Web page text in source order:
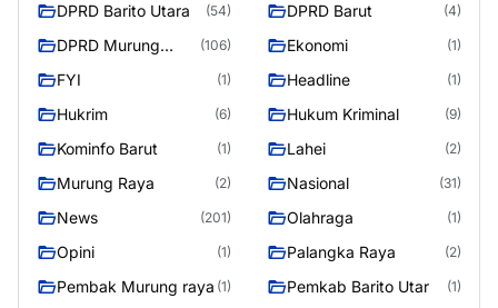
DPRD Barito Utara (54) DPRD Barut (4)
DPRD Murung
(106) Ekonomi (1)
FYI (1) Headline (1)
Hukrim (6) Hukum Kriminal (9)
Kominfo Barut (1) Lahei (2)
Murung Raya (2) Nasional (31)
News (201) Olahraga (1)
Opini (1) Palangka Raya (2)
Pembak Murung raya (1) Pemkab Barito Utar (1)